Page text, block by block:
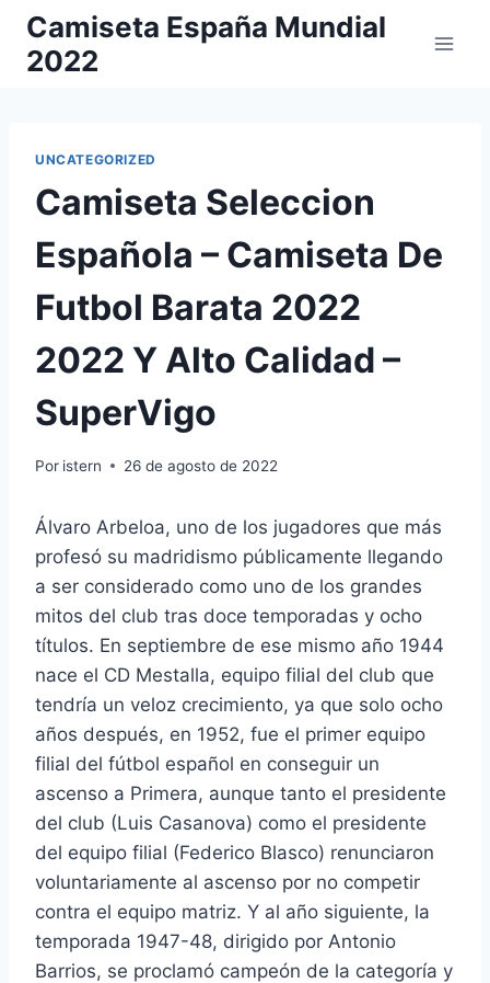
Saltar
contenido
Camiseta España Mundial
2022
UNCATEGORIZED
Camiseta Seleccion
Española – Camiseta De
Futbol Barata 2022
2022 Y Alto Calidad –
SuperVigo
Por istern 26 de agosto de 2022
Álvaro Arbeloa, uno de los jugadores que más
profesó su madridismo públicamente llegando
a ser considerado como uno de los grandes
mitos del club tras doce temporadas y ocho
títulos. En septiembre de ese mismo año 1944
nace el CD Mestalla, equipo filial del club que
tendría un veloz crecimiento, ya que solo ocho
años después, en 1952, fue el primer equipo
filial del fútbol español en conseguir un
ascenso a Primera, aunque tanto el presidente
del club (Luis Casanova) como el presidente
del equipo filial (Federico Blasco) renunciaron
voluntariamente al ascenso por no competir
contra el equipo matriz. Y al año siguiente, la
temporada 1947-48, dirigido por Antonio
Barrios, se proclamó campeón de la categoría y